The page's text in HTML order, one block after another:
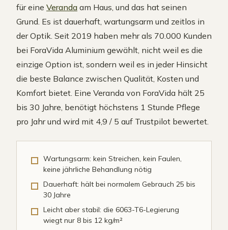
für eine Veranda am Haus, und das hat seinen
Grund. Es ist dauerhaft, wartungsarm und zeitlos in
der Optik. Seit 2019 haben mehr als 70.000 Kunden
bei ForaVida Aluminium gewählt, nicht weil es die
einzige Option ist, sondern weil es in jeder Hinsicht
die beste Balance zwischen Qualität, Kosten und
Komfort bietet. Eine Veranda von ForaVida hält 25
bis 30 Jahre, benötigt höchstens 1 Stunde Pflege
pro Jahr und wird mit 4,9 / 5 auf Trustpilot bewertet.
Wartungsarm: kein Streichen, kein Faulen,
keine jährliche Behandlung nötig
Dauerhaft: hält bei normalem Gebrauch 25 bis
30 Jahre
Leicht aber stabil: die 6063-T6-Legierung
wiegt nur 8 bis 12 kg/m²